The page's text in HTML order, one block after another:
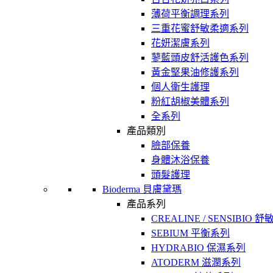
薄荷平衡調理系列
三重花蜜舒敏柔適系列
花妍潔膚系列
蓼藍頭皮舒活護色系列
黃金堅果油修護系列
個人衛生護理
粉紅胡椒美體系列
全系列
產品類別
臉部保養
身體沐浴保養
頭髮護理
Bioderma 貝膚黛瑪
產品系列
CREALINE / SENSIBIO 舒
SEBIUM 平衡系列
HYDRABIO 保濕系列
ATODERM 滋潤系列